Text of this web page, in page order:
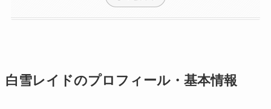
白雪レイドのプロフィール・基本情報